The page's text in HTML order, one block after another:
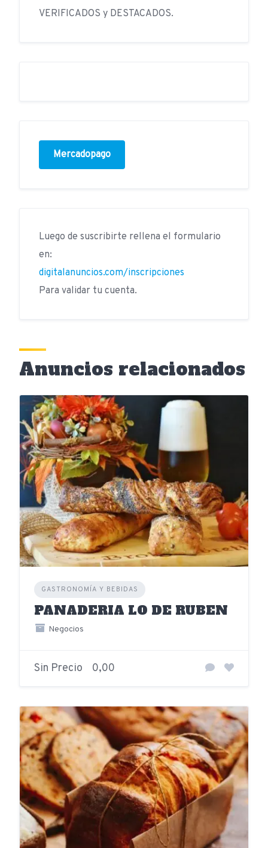
VERIFICADOS y DESTACADOS.
Mercadopago
Luego de suscribirte rellena el formulario
en:
digitalanuncios.com/inscripciones
Para validar tu cuenta.
Anuncios relacionados
GASTRONOMÍA Y BEBIDAS
PANADERIA LO DE RUBEN
Negocios
Sin Precio 0,00